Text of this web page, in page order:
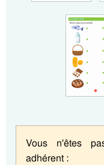
Vous n'êtes
adhérent :